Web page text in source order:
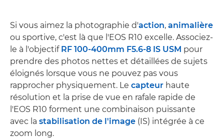
Si vous aimez la photographie d'action, animalière
ou sportive, c'est là que l'EOS R10 excelle. Associez-
le à l'objectif RF 100-400mm F5.6-8 IS USM pour
prendre des photos nettes et détaillées de sujets
éloignés lorsque vous ne pouvez pas vous
rapprocher physiquement. Le capteur haute
résolution et la prise de vue en rafale rapide de
l'EOS R10 forment une combinaison puissante
avec la stabilisation de l'image (IS) intégrée à ce
zoom long.